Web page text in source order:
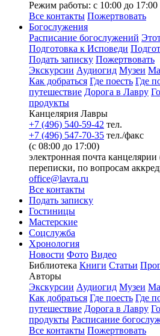
Режим работы: с 10:00 до 17:00
Все контакты Пожертвовать
Богослужения
Расписание богослужений
Подготовка к Исповеди
Подать записку Пожертвовать
Экскурсии Аудиогид Музеи
Как добраться Где поесть Где
путешествие Дорога в Лавру
продукты
Канцелярия Лавры
+7 (496) 540-59-42 тел.
+7 (496) 547-70-35 тел./факс
(с 08:00 до 17:00)
электронная почта
переписки, по вопросам
office@lavra.ru
Все контакты
Подать записку
Гостиницы
Мастерские
Соцслужба
Хронология
Новости Фото Видео
Библиотека Книги Статьи
Авторы
Экскурсии Аудиогид Музеи
Как добраться Где поесть Где
путешествие Дорога в Лавру
продукты Расписание
Все контакты Пожертвовать